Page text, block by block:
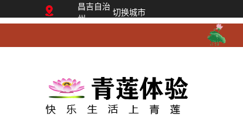
昌吉自治
州
切换城市